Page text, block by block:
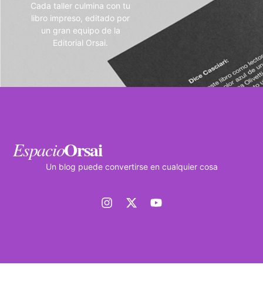
Cada taller culmina con tu
libro impreso, editado por
un gran equipo de la
Editorial Orsai.
EspacioOrsai
Un blog puede convertirse en cualquier cosa